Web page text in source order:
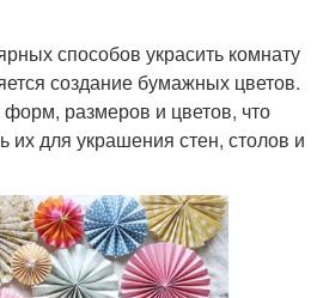
способов украсить комнату
создание бумажных цветов.
размеров и цветов, что
их для украшения стен, столов и